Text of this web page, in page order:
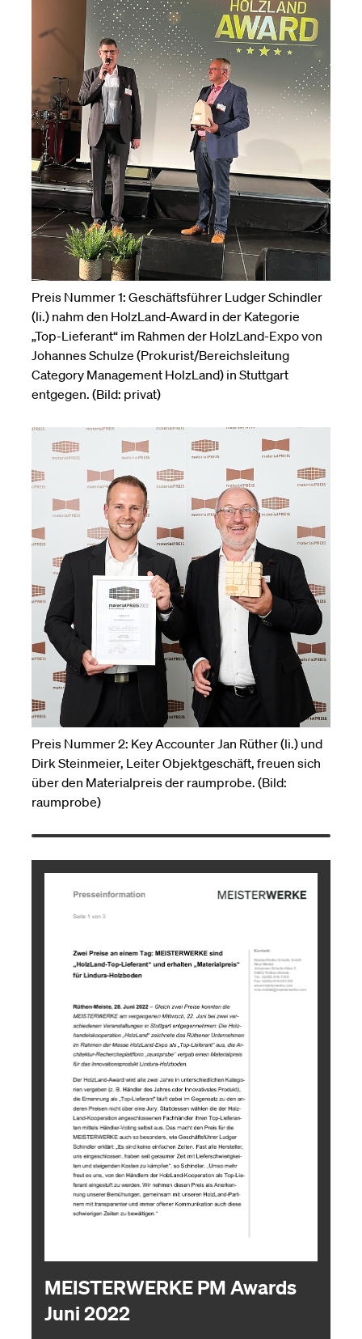
Preis Nummer 1: Geschäftsführer Ludger Schindler
(li.) nahm den HolzLand-Award in der Kategorie
„Top-Lieferant“ im Rahmen der HolzLand-Expo von
Johannes Schulze (Prokurist/Bereichsleitung
Category Management HolzLand) in Stuttgart
entgegen. (Bild: privat)
Preis Nummer 2: Key Accounter Jan Rüther (li.) und
Dirk Steinmeier, Leiter Objektgeschäft, freuen sich
über den Materialpreis der raumprobe. (Bild:
raumprobe)
MEISTERWERKE PM Awards
Juni 2022